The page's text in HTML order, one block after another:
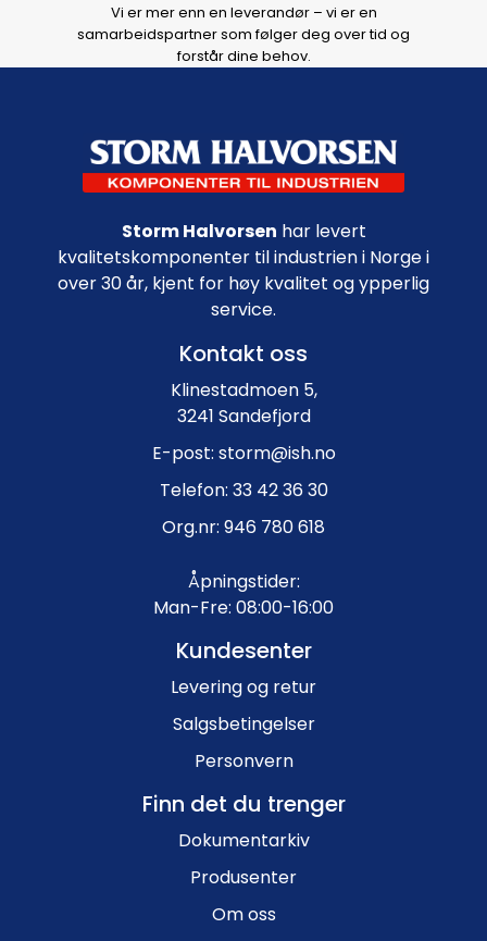
Vi er mer enn en leverandør – vi er en
samarbeidspartner som følger deg over tid og
forstår dine behov.
Footer navigation
Storm Halvorsen har levert
kvalitetskomponenter til industrien i Norge i
over 30 år, kjent for høy kvalitet og ypperlig
service.
Kontakt oss
Klinestadmoen 5,
3241 Sandefjord
E-post: storm@ish.no
Telefon: 33 42 36 30
Org.nr: 946 780 618
Åpningstider:
Man-Fre: 08:00-16:00
Kundesenter
Levering og retur
Salgsbetingelser
Personvern
Finn det du trenger
Dokumentarkiv
Produsenter
Om oss